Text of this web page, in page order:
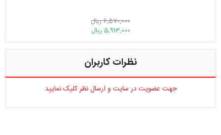
6,570,000 ریال
5,913,000 ریال
نظرات کاربران
جهت عضویت در سایت و ارسال نظر کلیک نمایید